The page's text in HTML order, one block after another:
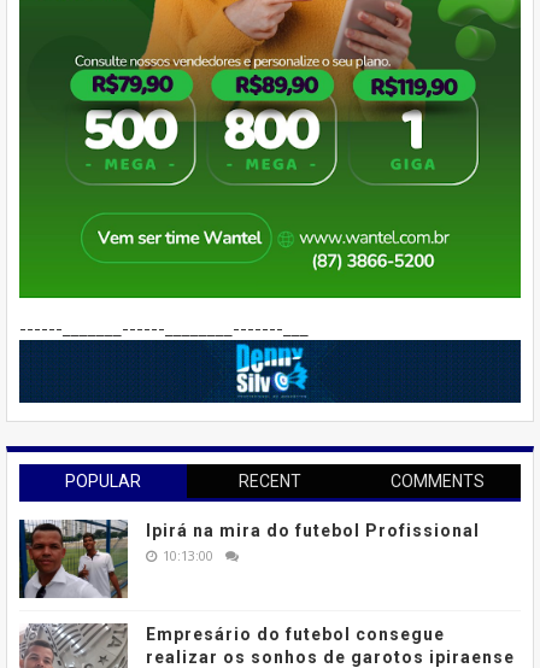
------_______------________-------___
POPULAR RECENT COMMENTS
Ipirá na mira do futebol Profissional
10:13:00
Empresário do futebol consegue
realizar os sonhos de garotos ipiraense